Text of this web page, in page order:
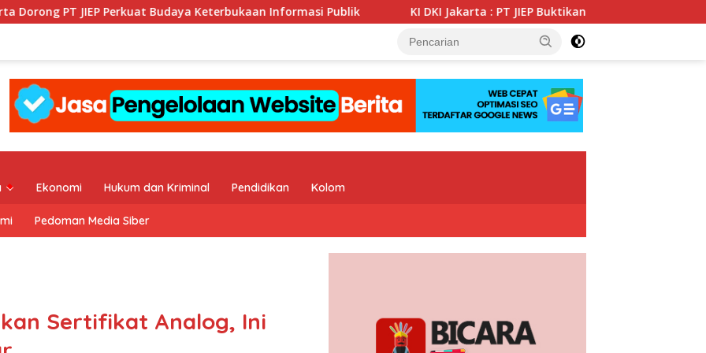
Budaya Keterbukaan Informasi Publik KI DKI Jakarta : PT JIEP Buktikan Transparansi KIP Mampu Perkuat Tata
Ekonomi Hukum dan Kriminal Pendidikan Kolom
Pedoman Media Siber
Sertifikat Analog, Ini